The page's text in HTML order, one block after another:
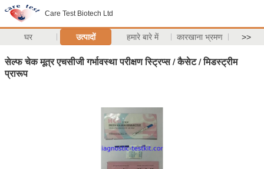
Care Test Biotech Ltd
घर उत्पादों हमारे बारे में कारखाना भ्रमण >>
सेल्फ चेक मूत्र एचसीजी गर्भावस्था परीक्षण स्ट्रिप्स / कैसेट / मिडस्ट्रीम
प्रारूप